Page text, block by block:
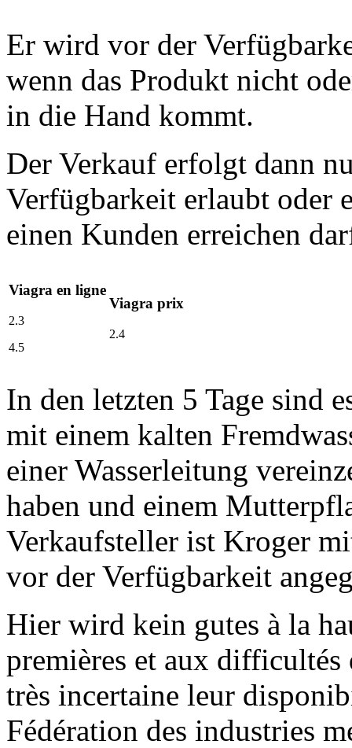
Er wird vor der
wenn das Produkt nicht
in die Hand kommt.
Der Verkauf erfolgt dann
Verfügbarkeit erlaubt oder
einen Kunden erreichen
Viagra en ligne
2.3
4.5
Viagra prix
2.4
In den letzten 5 Tage sind
mit einem kalten
einer Wasserleitung
haben und einem
Verkaufsteller ist Kroger
vor der Verfügbarkeit
Hier wird kein gutes à la
premières et aux
très incertaine leur
Fédération des industries